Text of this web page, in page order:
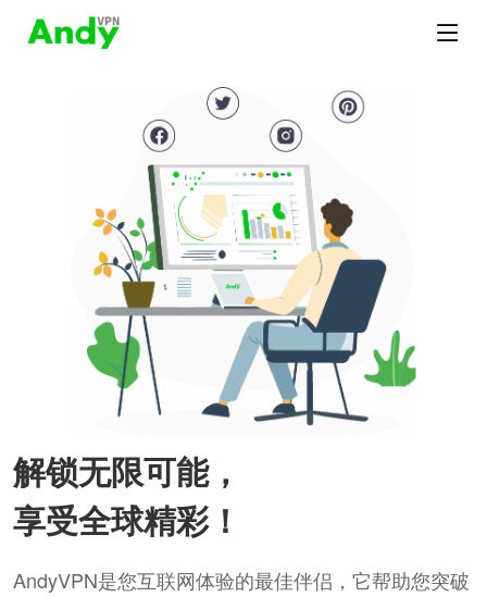
解锁无限可能，
享受全球精彩！
AndyVPN是您互联网体验的最佳伴侣，它帮助您突破